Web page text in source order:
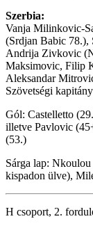
Szerbia:
Vanja Milinkovic-
(Srdjan Babic
Andrija Zivkovic
Maksimovic, Filip
Aleksandar
Szövetségi
Gól: Castelletto
illetve Pavlovic
(53.)
Sárga lap:
kispadon ülve),
H csoport, 2.